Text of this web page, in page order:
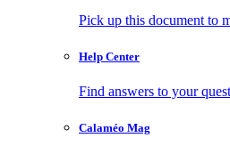
Pick up this document to
Help Center
Find answers to your
Calaméo Mag